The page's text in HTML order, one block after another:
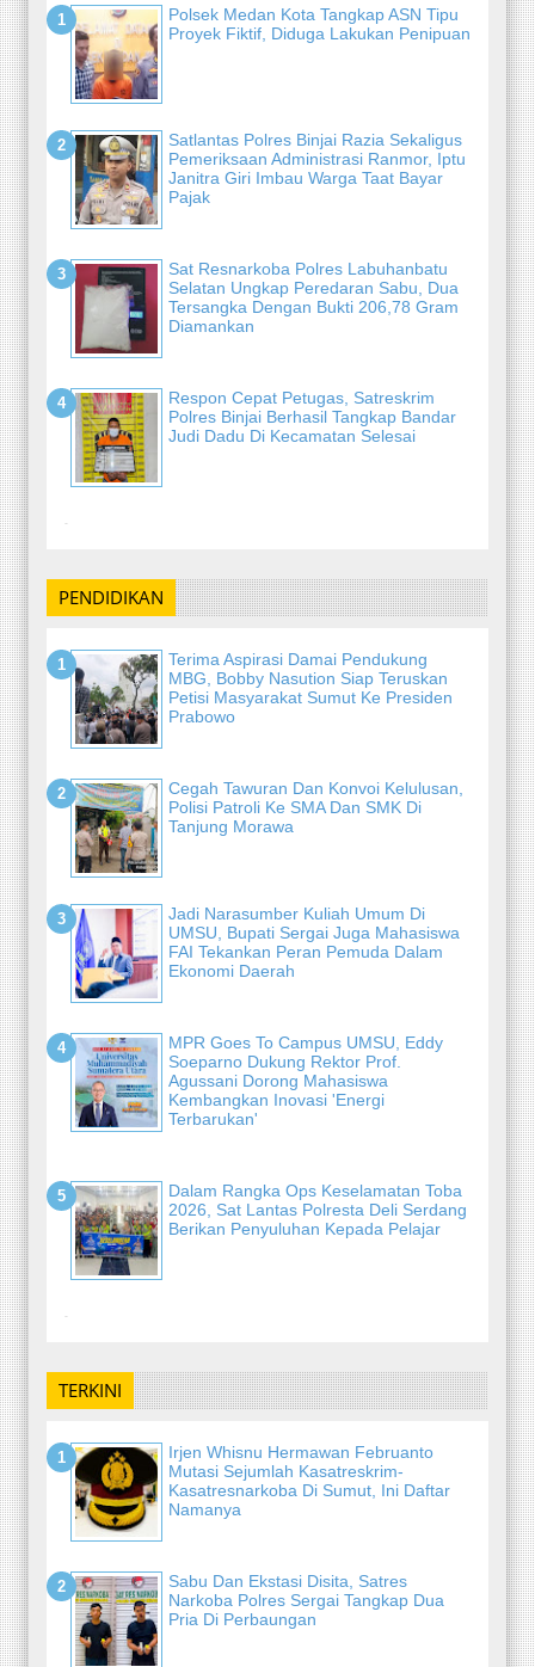
Polsek Medan Kota Tangkap ASN Tipu
Proyek Fiktif, Diduga Lakukan Penipuan
Satlantas Polres Binjai Razia Sekaligus
Pemeriksaan Administrasi Ranmor, Iptu
Janitra Giri Imbau Warga Taat Bayar
Pajak
Sat Resnarkoba Polres Labuhanbatu
Selatan Ungkap Peredaran Sabu, Dua
Tersangka Dengan Bukti 206,78 Gram
Diamankan
Respon Cepat Petugas, Satreskrim
Polres Binjai Berhasil Tangkap Bandar
Judi Dadu Di Kecamatan Selesai
-
PENDIDIKAN
Terima Aspirasi Damai Pendukung
MBG, Bobby Nasution Siap Teruskan
Petisi Masyarakat Sumut Ke Presiden
Prabowo
Cegah Tawuran Dan Konvoi Kelulusan,
Polisi Patroli Ke SMA Dan SMK Di
Tanjung Morawa
Jadi Narasumber Kuliah Umum Di
UMSU, Bupati Sergai Juga Mahasiswa
FAI Tekankan Peran Pemuda Dalam
Ekonomi Daerah
MPR Goes To Campus UMSU, Eddy
Soeparno Dukung Rektor Prof.
Agussani Dorong Mahasiswa
Kembangkan Inovasi 'Energi
Terbarukan'
Dalam Rangka Ops Keselamatan Toba
2026, Sat Lantas Polresta Deli Serdang
Berikan Penyuluhan Kepada Pelajar
-
TERKINI
Irjen Whisnu Hermawan Februanto
Mutasi Sejumlah Kasatreskrim-
Kasatresnarkoba Di Sumut, Ini Daftar
Namanya
Sabu Dan Ekstasi Disita, Satres
Narkoba Polres Sergai Tangkap Dua
Pria Di Perbaungan